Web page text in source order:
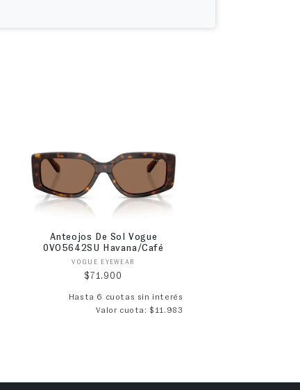
Anteojos De Sol Vogue
0VO5642SU Havana/Café
Proveedor:
VOGUE EYEWEAR
Precio habitual
$71.900
Hasta 6 cuotas sin interés
Valor cuota: $11.983